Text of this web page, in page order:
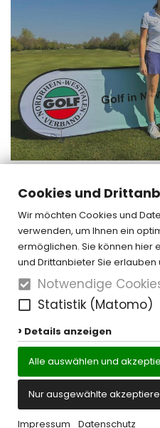
Cookies und
Wir möchten Cookies und
verwenden, um Ihnen ein
ermöglichen. Sie können hier
und Drittanbieter Sie erlauben
Notwendige
Statistik (Matomo)
Details anzeigen
Alle auswählen und
Nur ausgewählte
Impressum Datenschutz
Kontakt Datenschutz